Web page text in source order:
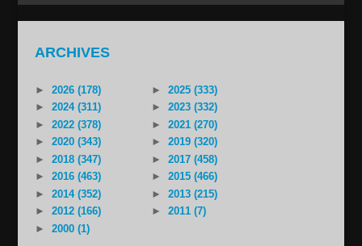
ARCHIVES
► 2026 (178) ►
2025 (333)
►
2024 (311) ►
2023 (332)
►
2022 (378) ►
2021 (270)
►
2020 (343) ►
2019 (320)
►
2018 (347) ►
2017 (458)
►
2016 (463) ►
2015 (466)
►
2014 (352) ►
2013 (215)
►
2012 (166) ►
2011 (7)
►
2000 (1)